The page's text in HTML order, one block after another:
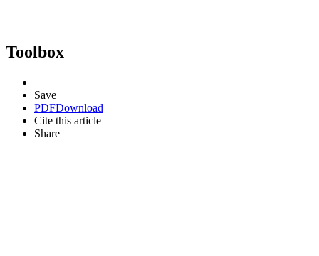
Toolbox
Save
PDFDownload
Cite this article
Share